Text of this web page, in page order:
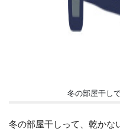
冬の部屋干し
冬の部屋干しって、乾かな